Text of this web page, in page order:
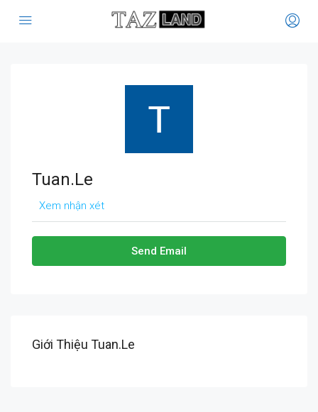
Tuan.Le
Xem nhận xét
Send Email
Giới Thiệu Tuan.Le